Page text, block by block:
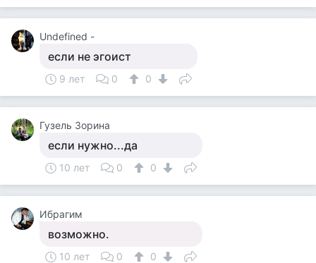
Undefined -
если не эгоист
9 лет 0 0
Гузель Зорина
если нужно...да
10 лет 0 0
Ибрагим
возможно.
10 лет 0 0